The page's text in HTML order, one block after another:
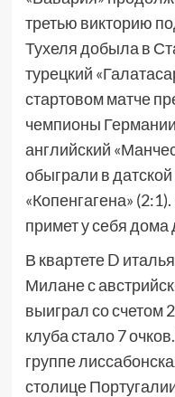
третью викторию
Тухеля добыла в
турецкий
стартовом матче
чемпионы
английский
обыграли в
«Копенгагена»
примет у себя дома
В квартете D
Милане с
выиграл со счетом
клуба стало 7
группе
столице